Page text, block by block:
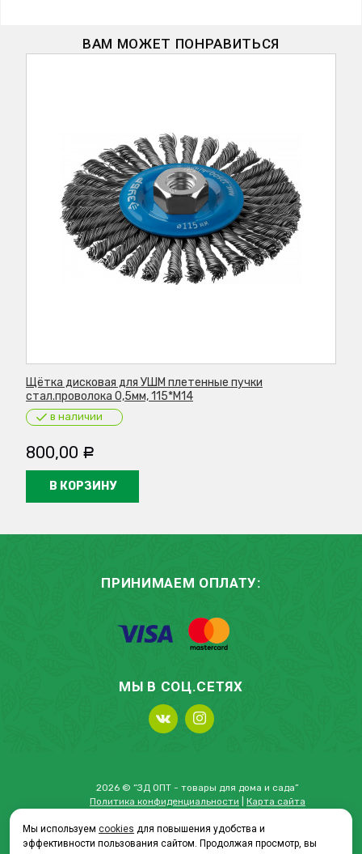
ВАМ МОЖЕТ ПОНРАВИТЬСЯ
Щётка дисковая для УШМ плетенные пучки
стал.проволока 0,5мм, 115*М14
в наличии
800,00 Р
В КОРЗИНУ
ПРИНИМАЕМ ОПЛАТУ:
МЫ В СОЦ.СЕТЯХ
2026 © “ЗД ОПТ - товары для дома и сада”
Политика конфиденциальности
Карта сайта
Мы используем cookies для повышения удобства и
эффективности пользования сайтом. Продолжая просмотр, вы